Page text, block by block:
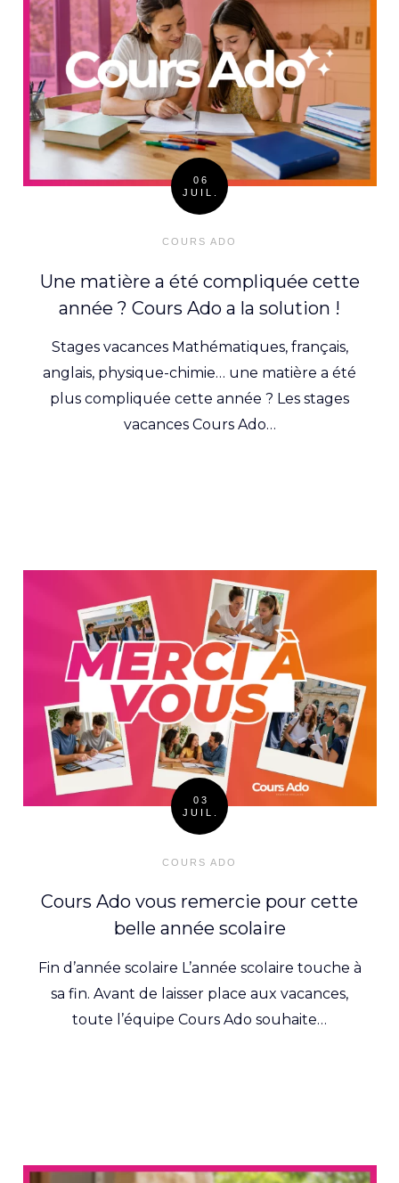
06
JUIL.
COURS ADO
Une matière a été compliquée cette
année ? Cours Ado a la solution !
Stages vacances Mathématiques, français,
anglais, physique-chimie… une matière a été
plus compliquée cette année ? Les stages
vacances Cours Ado…
03
JUIL.
COURS ADO
Cours Ado vous remercie pour cette
belle année scolaire
Fin d’année scolaire L’année scolaire touche à
sa fin. Avant de laisser place aux vacances,
toute l’équipe Cours Ado souhaite…